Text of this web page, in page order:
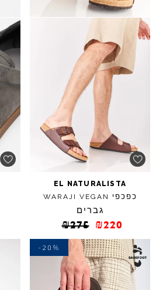
EL NATURALISTA
כפכפי WARAJI VEGAN
גברים
₪275 ₪220
-20%